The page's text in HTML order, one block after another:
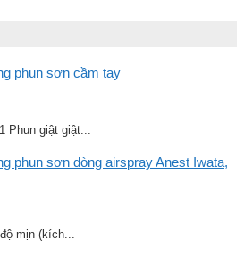
phun sơn cầm tay
Phun giật giật...
phun sơn dòng airspray Anest Iwata,
mịn (kích...